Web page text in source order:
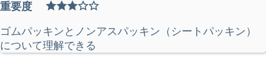
重要度
ゴムパッキンとノンアスパッキン（シートパッキン）
について理解できる